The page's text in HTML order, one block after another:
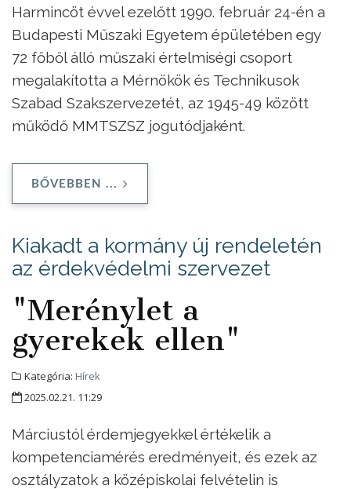
Harmincöt évvel ezelőtt 1990. február 24-én a
Budapesti Műszaki Egyetem épületében egy
72 főből álló műszaki értelmiségi csoport
megalakította a Mérnökök és Technikusok
Szabad Szakszervezetét, az 1945-49 között
működő MMTSZSZ jogutódjaként.
BŐVEBBEN ...
Kiakadt a kormány új rendeletén
az érdekvédelmi szervezet
"Merénylet a
gyerekek ellen"
Kategória: Hírek
2025.02.21. 11:29
Márciustól érdemjegyekkel értékelik a
kompetenciamérés eredményeit, és ezek az
osztályzatok a középiskolai felvételin is